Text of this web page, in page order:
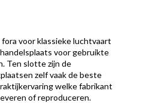
voor klassieke luchtvaart
voor gebruikte
Ten slotte zijn de
zelf vaak de beste
welke fabrikant
of reproduceren.